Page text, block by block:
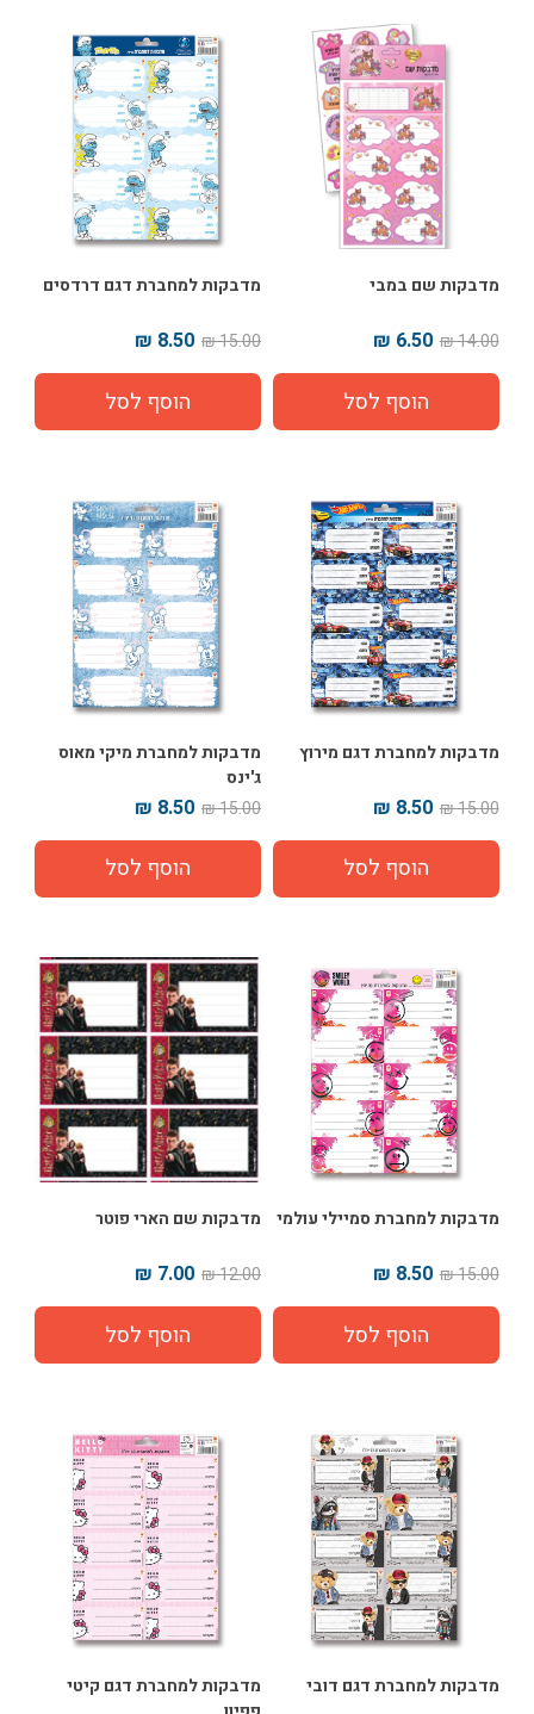
מדבקות שם במבי
14.00 ₪
6.50 ₪
מדבקות למחברת דגם דרדסים
15.00 ₪
8.50 ₪
מדבקות למחברת דגם מירוץ
15.00 ₪
8.50 ₪
מדבקות למחברת מיקי מאוס
ג'ינס
15.00 ₪
8.50 ₪
מדבקות למחברת סמיילי עולמי
15.00 ₪
8.50 ₪
מדבקות שם הארי פוטר
12.00 ₪
7.00 ₪
מדבקות למחברת דגם דובי
מדבקות למחברת דגם קיטי